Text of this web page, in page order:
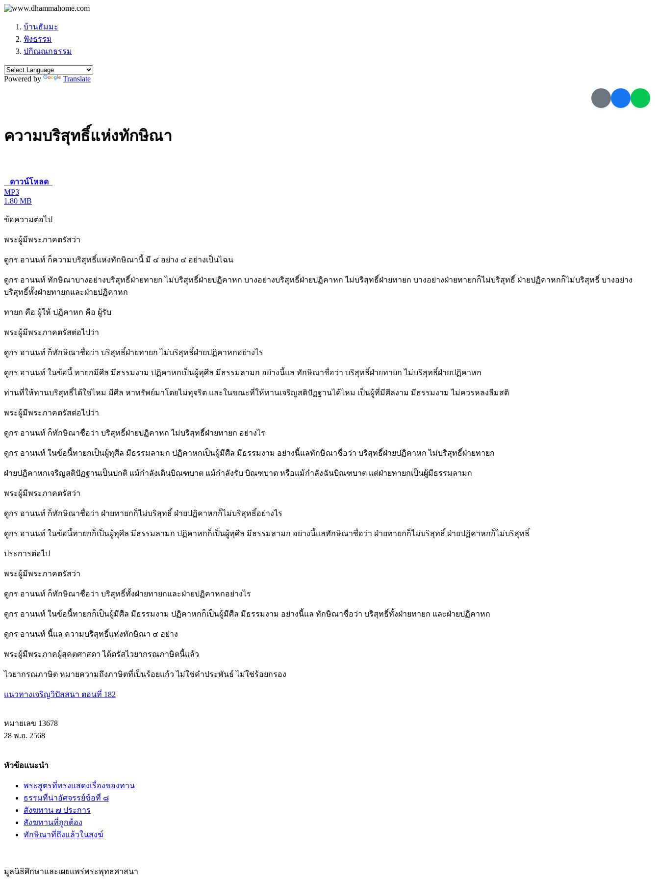
บ้านธัมมะ
ฟังธรรม
ปกิณณกธรรม
Powered by Translate
ความบริสุทธิ์แห่งทักษิณา
ดาวน์โหลด
MP3
1.80 MB
ข้อความต่อไป
พระผู้มีพระภาคตรัสว่า
ดูกร อานนท์ ก็ความบริสุทธิ์แห่งทักษิณานี้ มี ๔ อย่าง ๔ อย่างเป็นไฉน
ดูกร อานนท์ ทักษิณาบางอย่างบริสุทธิ์ฝ่ายทายก ไม่บริสุทธิ์ฝ่ายปฏิคาหก บางอย่างบริสุทธิ์ฝ่ายปฏิคาหก ไม่บริสุทธิ์ฝ่ายทายก บางอย่างฝ่ายทายกก็ไม่บริสุทธิ์ ฝ่ายปฏิคาหกก็ไม่บริสุทธิ์ บางอย่าง
บริสุทธิ์ทั้งฝ่ายทายกและฝ่ายปฏิคาหก
ทายก คือ ผู้ให้ ปฏิคาหก คือ ผู้รับ
พระผู้มีพระภาคตรัสต่อไปว่า
ดูกร อานนท์ ก็ทักษิณาชื่อว่า บริสุทธิ์ฝ่ายทายก ไม่บริสุทธิ์ฝ่ายปฏิคาหกอย่างไร
ดูกร อานนท์ ในข้อนี้ ทายกมีศีล มีธรรมงาม ปฏิคาหกเป็นผู้ทุศีล มีธรรมลามก อย่างนี้แล ทักษิณาชื่อว่า บริสุทธิ์ฝ่ายทายก ไม่บริสุทธิ์ฝ่ายปฏิคาหก
ท่านที่ให้ทานบริสุทธิ์ได้ใช่ไหม มีศีล หาทรัพย์มาโดยไม่ทุจริต และในขณะที่ให้ทานเจริญสติปัฏฐานได้ไหม เป็นผู้ที่มีศีลงาม มีธรรมงาม ไม่ควรหลงลืมสติ
พระผู้มีพระภาคตรัสต่อไปว่า
ดูกร อานนท์ ก็ทักษิณาชื่อว่า บริสุทธิ์ฝ่ายปฏิคาหก ไม่บริสุทธิ์ฝ่ายทายก อย่างไร
ดูกร อานนท์ ในข้อนี้ทายกเป็นผู้ทุศีล มีธรรมลามก ปฏิคาหกเป็นผู้มีศีล มีธรรมงาม อย่างนี้แลทักษิณาชื่อว่า บริสุทธิ์ฝ่ายปฏิคาหก ไม่บริสุทธิ์ฝ่ายทายก
ฝ่ายปฏิคาหกเจริญสติปัฏฐานเป็นปกติ แม้กำลังเดินบิณฑบาต แม้กำลังรับ บิณฑบาต หรือแม้กำลังฉันบิณฑบาต แต่ฝ่ายทายกเป็นผู้มีธรรมลามก
พระผู้มีพระภาคตรัสว่า
ดูกร อานนท์ ก็ทักษิณาชื่อว่า ฝ่ายทายกก็ไม่บริสุทธิ์ ฝ่ายปฏิคาหกก็ไม่บริสุทธิ์อย่างไร
ดูกร อานนท์ ในข้อนี้ทายกก็เป็นผู้ทุศีล มีธรรมลามก ปฏิคาหกก็เป็นผู้ทุศีล มีธรรมลามก อย่างนี้แลทักษิณาชื่อว่า ฝ่ายทายกก็ไม่บริสุทธิ์ ฝ่ายปฏิคาหกก็ไม่บริสุทธิ์
ประการต่อไป
พระผู้มีพระภาคตรัสว่า
ดูกร อานนท์ ก็ทักษิณาชื่อว่า บริสุทธิ์ทั้งฝ่ายทายกและฝ่ายปฏิคาหกอย่างไร
ดูกร อานนท์ ในข้อนี้ทายกก็เป็นผู้มีศีล มีธรรมงาม ปฏิคาหกก็เป็นผู้มีศีล มีธรรมงาม อย่างนี้แล ทักษิณาชื่อว่า บริสุทธิ์ทั้งฝ่ายทายก และฝ่ายปฏิคาหก
ดูกร อานนท์ นี้แล ความบริสุทธิ์แห่งทักษิณา ๔ อย่าง
พระผู้มีพระภาคผู้สุคตศาสดา ได้ตรัสไวยากรณภาษิตนี้แล้ว
ไวยากรณภาษิต หมายความถึงภาษิตที่เป็นร้อยแก้ว ไม่ใช่คำประพันธ์ ไม่ใช่ร้อยกรอง
แนวทางเจริญวิปัสสนา ตอนที่ 182
หมายเลข 13678
28 พ.ย. 2568
หัวข้อแนะนำ
พระสูตรที่ทรงแสดงเรื่องของทาน
ธรรมที่น่าอัศจรรย์ข้อที่ ๘
สังฆทาน ๗ ประการ
สังฆทานที่ถูกต้อง
ทักษิณาที่ถึงแล้วในสงฆ์
มูลนิธิศึกษาและเผยแพร่พระพุทธศาสนา